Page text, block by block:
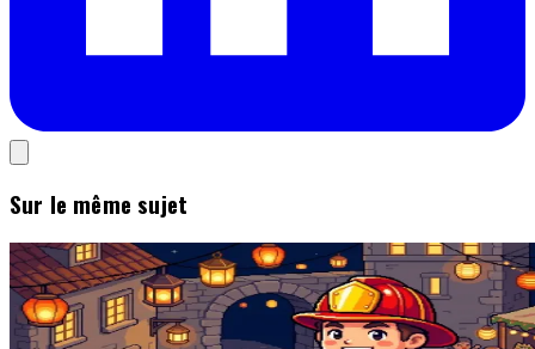
Sur le même sujet